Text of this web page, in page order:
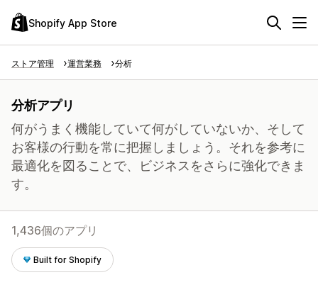
Shopify App Store
ストア管理 運営業務 分析
分析アプリ
何がうまく機能していて何がしていないか、そして
お客様の行動を常に把握しましょう。それを参考に
最適化を図ることで、ビジネスをさらに強化できま
す。
1,436個のアプリ
Built for Shopify